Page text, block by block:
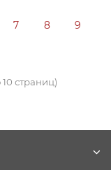
7 8 9
10 страниц)